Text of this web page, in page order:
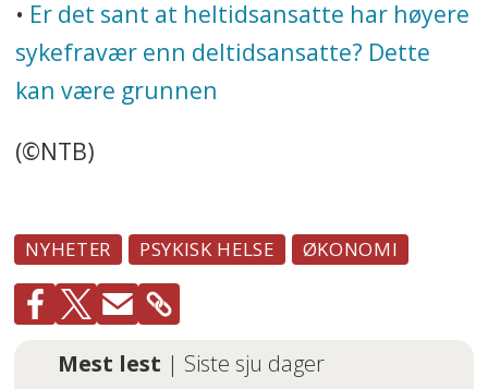
• Er det sant at heltidsansatte har høyere
sykefravær enn deltidsansatte? Dette
kan være grunnen
(©NTB)
NYHETER PSYKISK HELSE ØKONOMI
Mest lest | Siste sju dager